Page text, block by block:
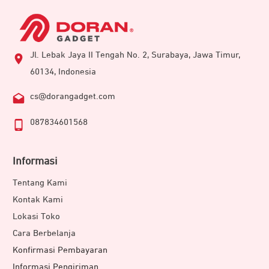
Jl. Lebak Jaya II Tengah No. 2, Surabaya, Jawa Timur,
60134, Indonesia
cs@dorangadget.com
087834601568
Informasi
Tentang Kami
Kontak Kami
Lokasi Toko
Cara Berbelanja
Konfirmasi Pembayaran
Informasi Pengiriman